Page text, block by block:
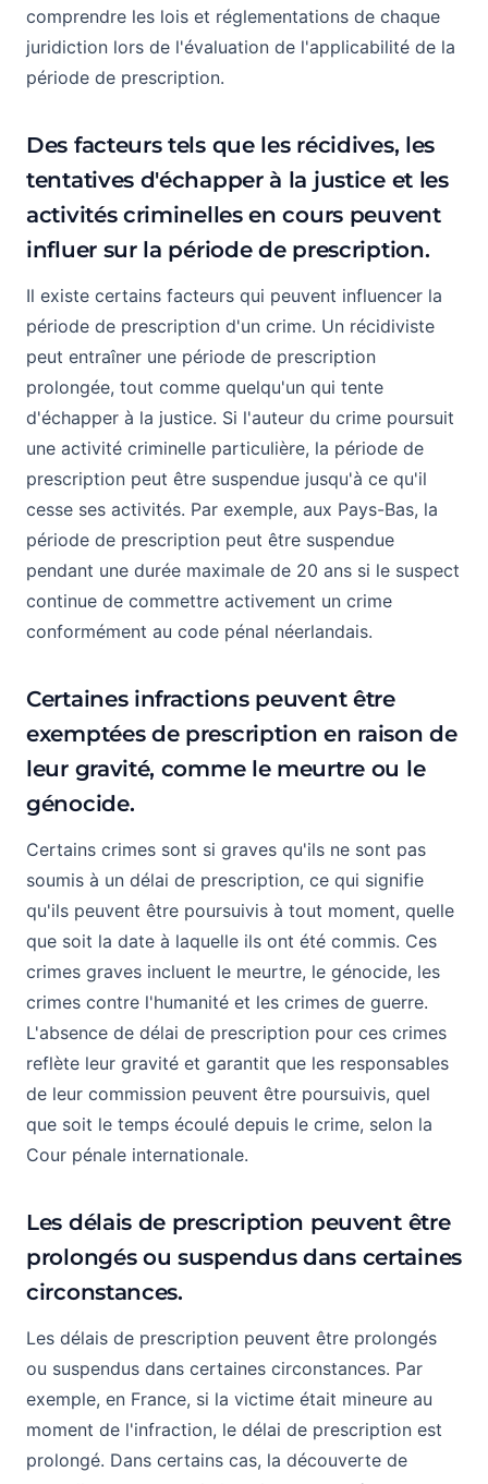
comprendre les lois et réglementations de chaque
juridiction lors de l'évaluation de l'applicabilité de la
période de prescription.
Des facteurs tels que les récidives, les
tentatives d'échapper à la justice et les
activités criminelles en cours peuvent
influer sur la période de prescription.
Il existe certains facteurs qui peuvent influencer la
période de prescription d'un crime. Un récidiviste
peut entraîner une période de prescription
prolongée, tout comme quelqu'un qui tente
d'échapper à la justice. Si l'auteur du crime poursuit
une activité criminelle particulière, la période de
prescription peut être suspendue jusqu'à ce qu'il
cesse ses activités. Par exemple, aux Pays-Bas, la
période de prescription peut être suspendue
pendant une durée maximale de 20 ans si le suspect
continue de commettre activement un crime
conformément au code pénal néerlandais.
Certaines infractions peuvent être
exemptées de prescription en raison de
leur gravité, comme le meurtre ou le
génocide.
Certains crimes sont si graves qu'ils ne sont pas
soumis à un délai de prescription, ce qui signifie
qu'ils peuvent être poursuivis à tout moment, quelle
que soit la date à laquelle ils ont été commis. Ces
crimes graves incluent le meurtre, le génocide, les
crimes contre l'humanité et les crimes de guerre.
L'absence de délai de prescription pour ces crimes
reflète leur gravité et garantit que les responsables
de leur commission peuvent être poursuivis, quel
que soit le temps écoulé depuis le crime, selon la
Cour pénale internationale.
Les délais de prescription peuvent être
prolongés ou suspendus dans certaines
circonstances.
Les délais de prescription peuvent être prolongés
ou suspendus dans certaines circonstances. Par
exemple, en France, si la victime était mineure au
moment de l'infraction, le délai de prescription est
prolongé. Dans certains cas, la découverte de